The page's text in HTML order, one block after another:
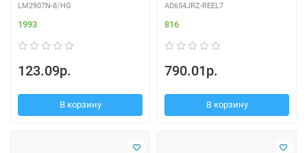
LM2907N-8/HG
1993
123.09р.
В корзину
AD654JRZ-REEL7
816
790.01р.
В корзину